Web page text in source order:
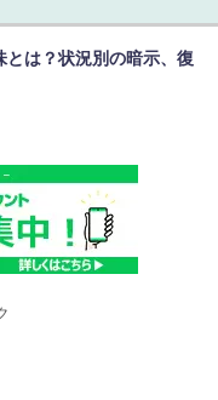
は？状況別の暗示、復